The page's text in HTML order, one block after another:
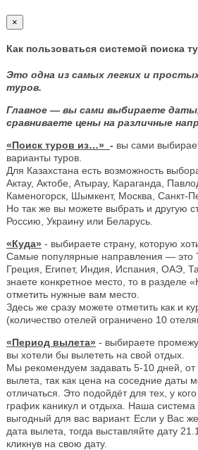
×
Как пользоваться системой поиска
Это одна из самых легких и
туров.
Главное — вы сами выбираете
сравниваете цены на различные
«Поиск туров из…» - вы сами
варианты туров.
Для Казахстана есть возможность
Актау, Актобе, Атырау, Караганда,
Каменогорск, Шымкент, Москва, Санкт-
Но так же вы можете выбрать и другую
Россию, Украину или Беларусь.
«Куда» - выбираете страну, которую
Самые популярные направления — это
Греция, Египет, Индия, Испания, ОАЭ,
знаете конкретное место, то в разделе
отметить нужные вам место.
Здесь же сразу можете отметить как и
(количество отелей ограничено 10
«Период вылета» - выбираете
вы хотели бы вылететь на свой отдых.
Мы рекомендуем задавать 5-10 дней,
вылета, так как цена на соседние даты
отличаться. Это подойдёт для тех, у
график каникул и отдыха. Наша
выгодный для вас вариант. Если у Вас
дата вылета, тогда выставляйте дату
кликнув на свою дату.